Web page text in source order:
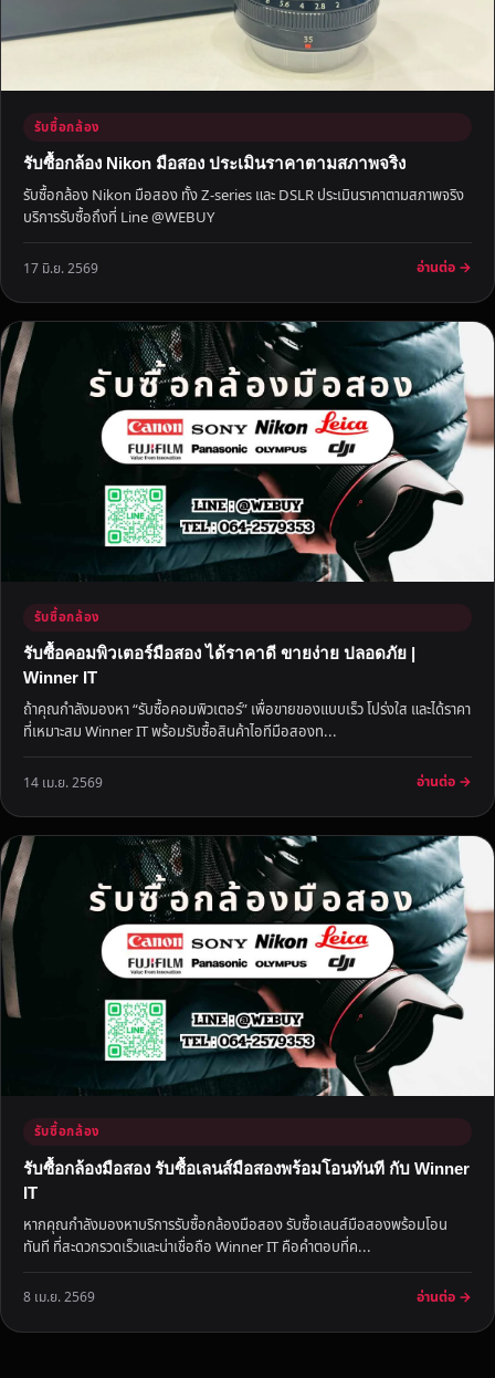
รับซื้อกล้อง
รับซื้อกล้อง Nikon มือสอง ประเมินราคาตามสภาพจริง
รับซื้อกล้อง Nikon มือสอง ทั้ง Z-series และ DSLR ประเมินราคาตามสภาพจริง
บริการรับซื้อถึงที่ Line @WEBUY
17 มิ.ย. 2569 อ่านต่อ →
รับซื้อกล้อง
รับซื้อคอมพิวเตอร์มือสอง ได้ราคาดี ขายง่าย ปลอดภัย |
Winner IT
ถ้าคุณกำลังมองหา “รับซื้อคอมพิวเตอร์” เพื่อขายของแบบเร็ว โปร่งใส และได้ราคา
ที่เหมาะสม Winner IT พร้อมรับซื้อสินค้าไอทีมือสองท...
14 เม.ย. 2569 อ่านต่อ →
รับซื้อกล้อง
รับซื้อกล้องมือสอง รับซื้อเลนส์มือสองพร้อมโอนทันที กับ Winner
IT
หากคุณกำลังมองหาบริการรับซื้อกล้องมือสอง รับซื้อเลนส์มือสองพร้อมโอน
ทันที ที่สะดวกรวดเร็วและน่าเชื่อถือ Winner IT คือคำตอบที่ค...
8 เม.ย. 2569 อ่านต่อ →